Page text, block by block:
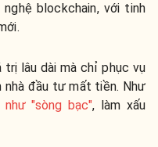
blockchain, với tinh
trị lâu dài mà chỉ phục vụ
nhà đầu tư mất tiền. Như
"sòng bạc", làm xấu